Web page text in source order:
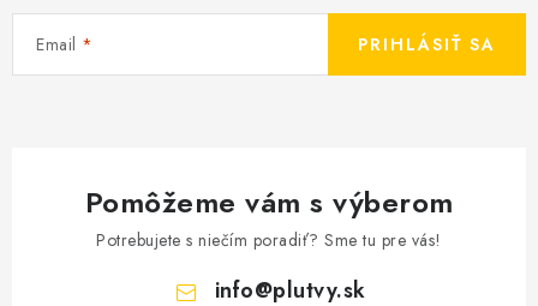
Email PRIHLÁSIŤ SA
Pomôžeme vám s výberom
Potrebujete s niečím poradiť? Sme tu pre vás!
info@plutvy.sk